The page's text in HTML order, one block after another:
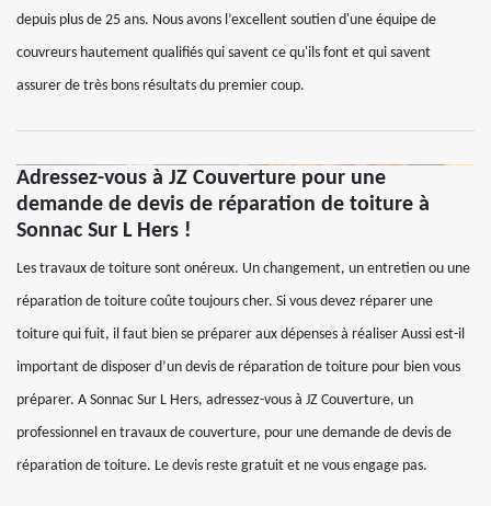
depuis plus de 25 ans. Nous avons l’excellent soutien d'une équipe de
couvreurs hautement qualifiés qui savent ce qu'ils font et qui savent
assurer de très bons résultats du premier coup.
Adressez-vous à JZ Couverture pour une
demande de devis de réparation de toiture à
Sonnac Sur L Hers !
Les travaux de toiture sont onéreux. Un changement, un entretien ou une
réparation de toiture coûte toujours cher. Si vous devez réparer une
toiture qui fuit, il faut bien se préparer aux dépenses à réaliser Aussi est-il
important de disposer d’un devis de réparation de toiture pour bien vous
préparer. A Sonnac Sur L Hers, adressez-vous à JZ Couverture, un
professionnel en travaux de couverture, pour une demande de devis de
réparation de toiture. Le devis reste gratuit et ne vous engage pas.